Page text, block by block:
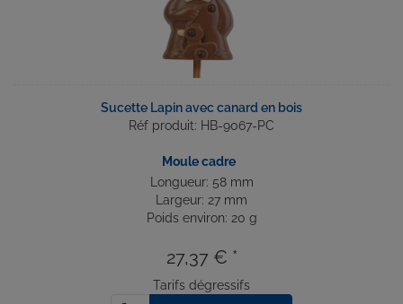
Sucette Lapin avec canard en bois
Réf produit: HB-9067-PC
Moule cadre
Longueur: 58 mm
Largeur: 27 mm
Poids environ: 20 g
27,37 € *
Tarifs dégressifs